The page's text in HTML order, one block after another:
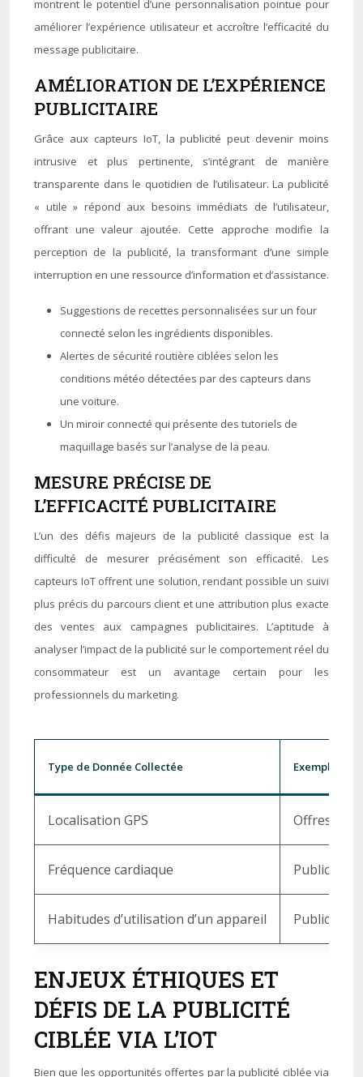
montrent le potentiel d’une personnalisation pointue pour
améliorer l’expérience utilisateur et accroître l’efficacité du
message publicitaire.
AMÉLIORATION DE L’EXPÉRIENCE
PUBLICITAIRE
Grâce aux capteurs IoT, la publicité peut devenir moins
intrusive et plus pertinente, s’intégrant de manière
transparente dans le quotidien de l’utilisateur. La publicité
« utile » répond aux besoins immédiats de l’utilisateur,
offrant une valeur ajoutée. Cette approche modifie la
perception de la publicité, la transformant d’une simple
interruption en une ressource d’information et d’assistance.
Suggestions de recettes personnalisées sur un four
connecté selon les ingrédients disponibles.
Alertes de sécurité routière ciblées selon les
conditions météo détectées par des capteurs dans
une voiture.
Un miroir connecté qui présente des tutoriels de
maquillage basés sur l’analyse de la peau.
MESURE PRÉCISE DE
L’EFFICACITÉ PUBLICITAIRE
L’un des défis majeurs de la publicité classique est la
difficulté de mesurer précisément son efficacité. Les
capteurs IoT offrent une solution, rendant possible un suivi
plus précis du parcours client et une attribution plus exacte
des ventes aux campagnes publicitaires. L’aptitude à
analyser l’impact de la publicité sur le comportement réel du
consommateur est un avantage certain pour les
professionnels du marketing.
Type de Donnée Collectée Exemple
Localisation GPS Offres
Fréquence cardiaque Publicité
Habitudes d’utilisation d’un appareil Publicité
ENJEUX ÉTHIQUES ET
DÉFIS DE LA PUBLICITÉ
CIBLÉE VIA L’IOT
Bien que les opportunités offertes par la publicité ciblée via